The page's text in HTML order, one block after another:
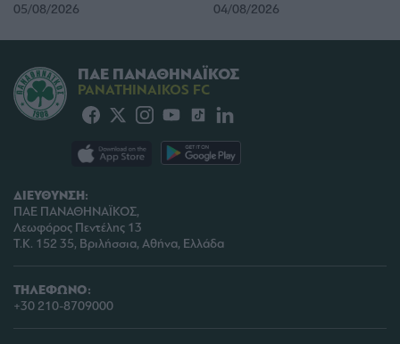
05/08/2026 04/08/2026
ΔΙΕΥΘΥΝΣΗ:
ΠΑΕ ΠΑΝΑΘΗΝΑΪΚΟΣ,
Λεωφόρος Πεντέλης 13
Τ.Κ. 152 35, Βριλήσσια, Αθήνα, Ελλάδα
ΤΗΛΕΦΩΝΟ:
+30 210-8709000
ΠΑΕ ΠΑΝΑΘΗΝΑΪΚΟΣ
PANATHINAIKOS FC